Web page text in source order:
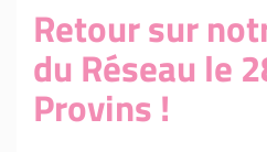
Retour sur
du Réseau le
Provins !